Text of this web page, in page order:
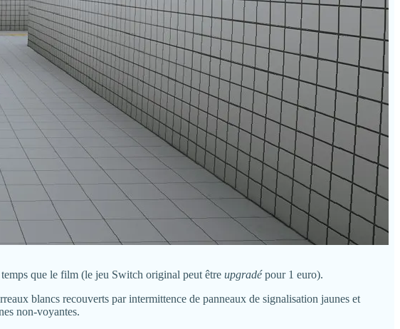
temps que le film (le jeu Switch original peut être upgradépour 1 euro).
blancs recouverts par intermittence de panneaux de signalisation jaunes et
non-voyantes.